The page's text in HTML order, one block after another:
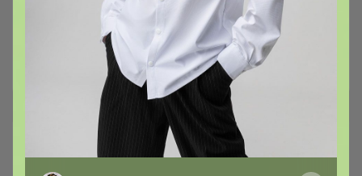
Канадская одежда Deux par Deux.
Новинки 2025 уже на складе
Марчелка